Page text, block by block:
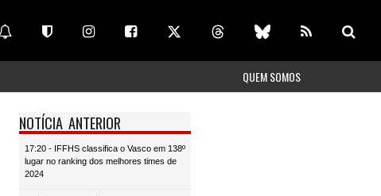
QUEM SOMOS
NOTÍCIA ANTERIOR
17:20 - IFFHS classifica o Vasco em 138º
lugar no ranking dos melhores times de
2024